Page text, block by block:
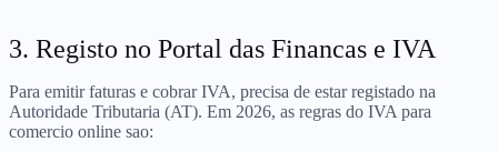
3. Registo no Portal das Financas e IVA
Para emitir faturas e cobrar IVA, precisa de estar registado na
Autoridade Tributaria (AT). Em 2026, as regras do IVA para
comercio online sao: